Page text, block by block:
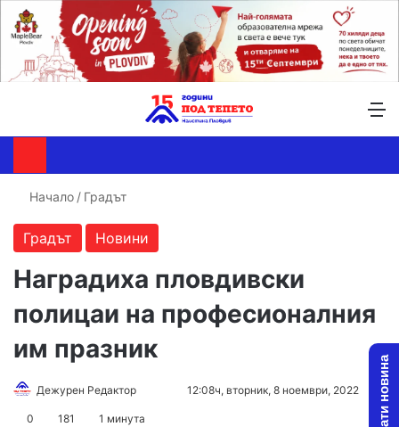
Начало / Градът
Градът Новини
Наградиха пловдивски
полицаи на професионалния
им празник
Дежурен Редактор
Send12:08ч, вторник, 8 ноември, 2022
0 181 1 минута